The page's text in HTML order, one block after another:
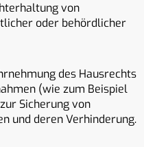
von
oder behördlicher
des Hausrechts
(wie zum Beispiel
Sicherung von
und deren Verhinderung.